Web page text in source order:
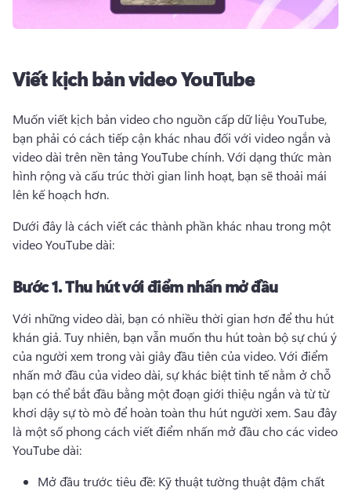
Viết kịch bản video YouTube
Muốn viết kịch bản video cho nguồn cấp dữ liệu YouTube,
bạn phải có cách tiếp cận khác nhau đối với video ngắn và
video dài trên nền tảng YouTube chính. Với dạng thức màn
hình rộng và cấu trúc thời gian linh hoạt, bạn sẽ thoải mái
lên kế hoạch hơn.
Dưới đây là cách viết các thành phần khác nhau trong một
video YouTube dài:
Bước 1.Thu hút với điểm nhấn mở đầu
Với những video dài, bạn có nhiều thời gian hơn để thu hút
khán giả. Tuy nhiên, bạn vẫn muốn thu hút toàn bộ sự chú ý
của người xem trong vài giây đầu tiên của video. Với điểm
nhấn mở đầu của video dài, sự khác biệt tinh tế nằm ở chỗ
bạn có thể bắt đầu bằng một đoạn giới thiệu ngắn và từ từ
khơi dậy sự tò mò để hoàn toàn thu hút người xem. Sau đây
là một số phong cách viết điểm nhấn mở đầu cho các video
YouTube dài:
Mở đầu trước tiêu đề: Kỹ thuật tường thuật đậm chất